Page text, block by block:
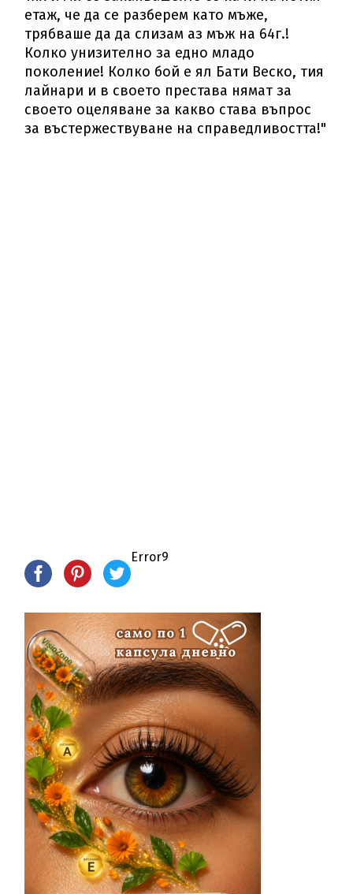
етаж, че да се разберем като мъже,
трябваше да да слизам аз мъж на 64г.!
Колко унизително за едно младо
поколение! Колко бой е ял Бати Веско, тия
лайнари и в своето престава нямат за
своето оцеляване за какво става въпрос
за въстержествуване на справедливостта!"
Error9